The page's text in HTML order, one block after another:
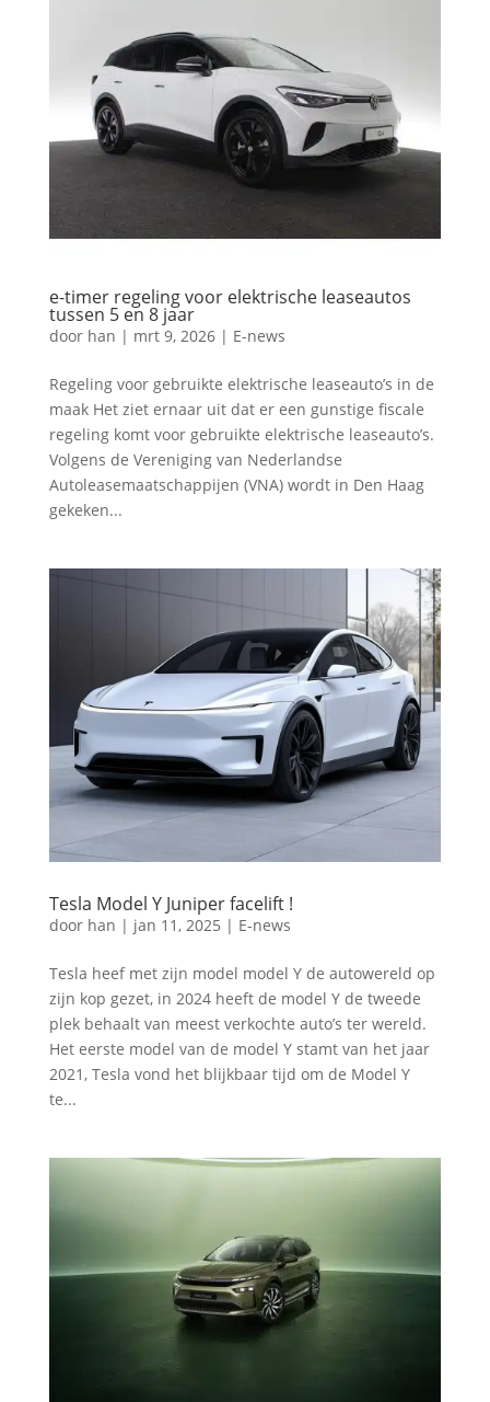
e-timer regeling voor elektrische leaseautos
tussen 5 en 8 jaar
door han | mrt 9, 2026| E-news
Regeling voor gebruikte elektrische leaseauto’s in de
maak Het ziet ernaar uit dat er een gunstige fiscale
regeling komt voor gebruikte elektrische leaseauto’s.
Volgens de Vereniging van Nederlandse
Autoleasemaatschappijen (VNA) wordt in Den Haag
gekeken...
Tesla Model Y Juniper facelift !
door han | jan 11, 2025 | E-news
Tesla heef met zijn model model Y de autowereld op
zijn kop gezet, in 2024 heeft de model Y de tweede
plek behaalt van meest verkochte auto’s ter wereld.
Het eerste model van de model Y stamt van het jaar
2021, Tesla vond het blijkbaar tijd om de Model Y
te...